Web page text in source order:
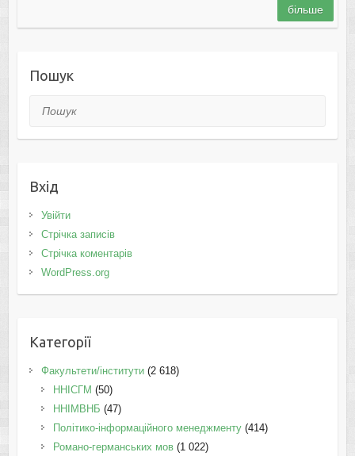
більше
Пошук
Пошук
Вхід
Увійти
Стрічка записів
Стрічка коментарів
WordPress.org
Категорії
Факультети/інститути(2 618)
ННІСГМ (50)
ННІМВНБ (47)
Політико-інформаційного менеджменту(414)
Романо-германських мов(1 022)